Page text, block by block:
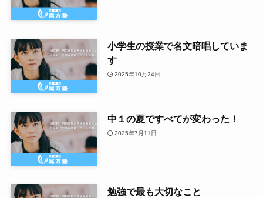
小学生の授業で名文暗唱していま
す
2025年10月24日
中１の夏ですべてが変わった！
2025年7月11日
勉強で最も大切なこと